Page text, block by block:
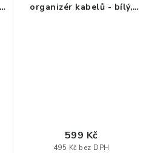
organizér kabelů - bílý,
495 Kč bez DPH
599 Kč